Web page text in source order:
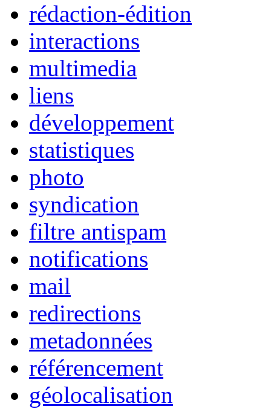
rédaction-édition
interactions
multimedia
liens
développement
statistiques
photo
syndication
filtre antispam
notifications
mail
redirections
metadonnées
référencement
géolocalisation